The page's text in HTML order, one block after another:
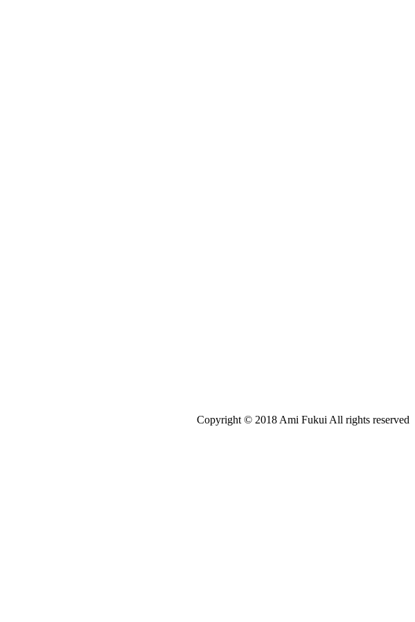
Copyright © 2018 Ami Fukui All rights reserved